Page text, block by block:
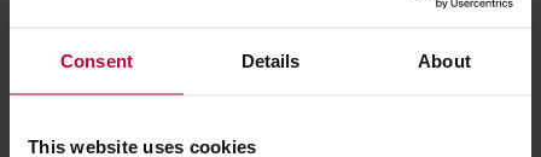
Consent Details About
This website uses cookies